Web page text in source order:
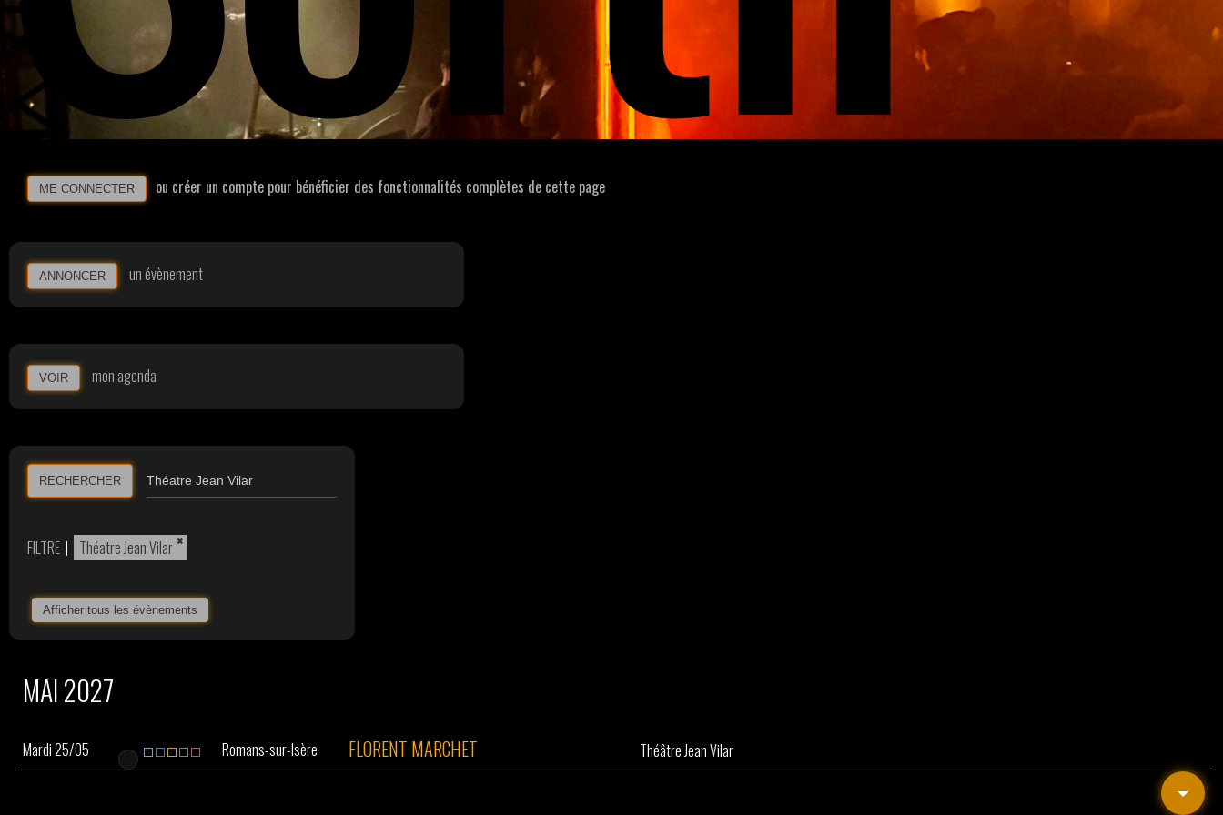
ME CONNECTER ou créer un compte pour bénéficier des fonctionnalités complètes de cette page
ANNONCER un évènement
VOIR mon agenda
RECHERCHER
FILTRE | ×
Théatre Jean Vilar
Afficher tous les évènements
MAI 2027
Mardi 25/05 Romans-sur-Isère FLORENT MARCHET Théâtre Jean Vilar